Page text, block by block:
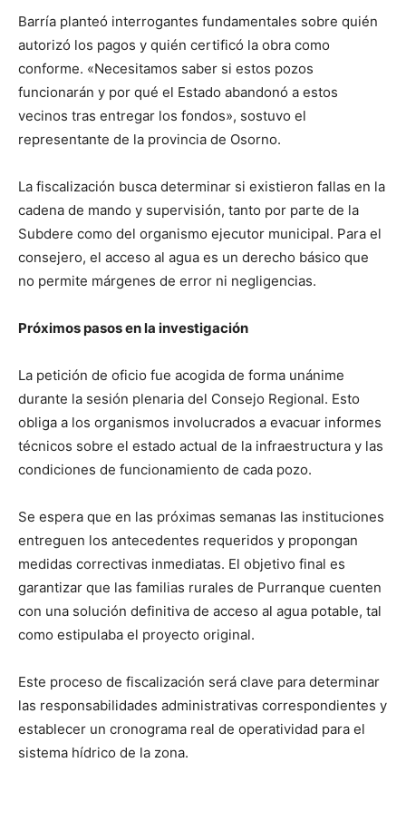
Barría planteó interrogantes fundamentales sobre quién
autorizó los pagos y quién certificó la obra como
conforme. «Necesitamos saber si estos pozos
funcionarán y por qué el Estado abandonó a estos
vecinos tras entregar los fondos», sostuvo el
representante de la provincia de Osorno.
La fiscalización busca determinar si existieron fallas en la
cadena de mando y supervisión, tanto por parte de la
Subdere como del organismo ejecutor municipal. Para el
consejero, el acceso al agua es un derecho básico que
no permite márgenes de error ni negligencias.
Próximos pasos en la investigación
La petición de oficio fue acogida de forma unánime
durante la sesión plenaria del Consejo Regional. Esto
obliga a los organismos involucrados a evacuar informes
técnicos sobre el estado actual de la infraestructura y las
condiciones de funcionamiento de cada pozo.
Se espera que en las próximas semanas las instituciones
entreguen los antecedentes requeridos y propongan
medidas correctivas inmediatas. El objetivo final es
garantizar que las familias rurales de Purranque cuenten
con una solución definitiva de acceso al agua potable, tal
como estipulaba el proyecto original.
Este proceso de fiscalización será clave para determinar
las responsabilidades administrativas correspondientes y
establecer un cronograma real de operatividad para el
sistema hídrico de la zona.